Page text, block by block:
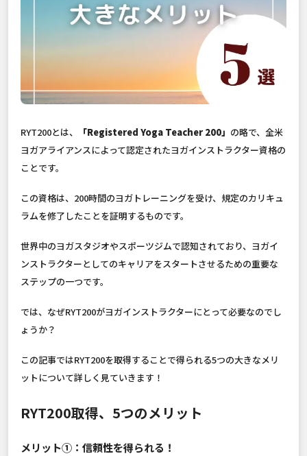
RYT200とは、 「Registered Yoga Teacher 200」 の略で、全米
ヨガアライアンスによって認定されたヨガインストラクター資格の
ことです。
この資格は、200時間のヨガトレーニングを受け、規定のカリキュ
ラムを修了したことを証明するものです。
世界中のヨガスタジオやスポーツジムで認知されており、ヨガイ
ンストラクターとしてのキャリアをスタートさせるための重要な
ステップの一つです。
では、なぜRYT200がヨガインストラクターにとって必要なのでし
ょうか？
この記事ではRYT200を取得することで得られる5つの大きなメリ
ットについて詳しく見ていきます！
RYT200取得、5つのメリット
メリット①：信頼性を得られる！